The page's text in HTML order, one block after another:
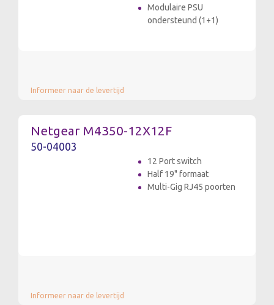
Modulaire PSU
ondersteund (1+1)
Informeer naar de levertijd
Netgear M4350-12X12F
50-04003
12 Port switch
Half 19" formaat
Multi-Gig RJ45 poorten
Informeer naar de levertijd